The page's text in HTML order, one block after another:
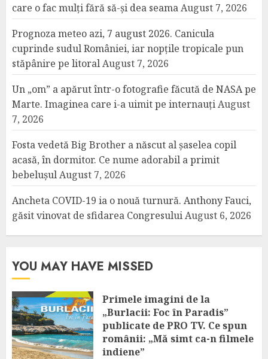
care o fac mulți fără să-și dea seamaAugust 7, 2026
Prognoza meteo azi, 7 august 2026. Canicula
cuprinde sudul României, iar nopțile tropicale pun
stăpânire pe litoralAugust 7, 2026
Un „om” a apărut într-o fotografie făcută de NASA pe
Marte. Imaginea care i-a uimit pe internauțiAugust
7, 2026
Fosta vedetă Big Brother a născut al șaselea copil
acasă, în dormitor. Ce nume adorabil a primit
bebelușulAugust 7, 2026
Ancheta COVID-19 ia o nouă turnură. Anthony Fauci,
găsit vinovat de sfidarea CongresuluiAugust 6, 2026
YOU MAY HAVE MISSED
Primele imagini de la
„Burlacii: Foc în Paradis”
publicate de PRO TV. Ce spun
românii: „Mă simt ca-n filmele
indiene”